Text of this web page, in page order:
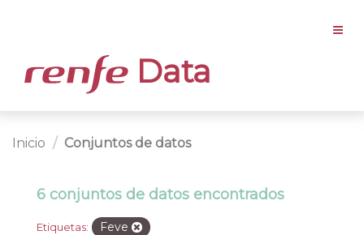
Data
Inicio Conjuntos de datos
6 conjuntos de datos encontrados
Etiquetas: Feve